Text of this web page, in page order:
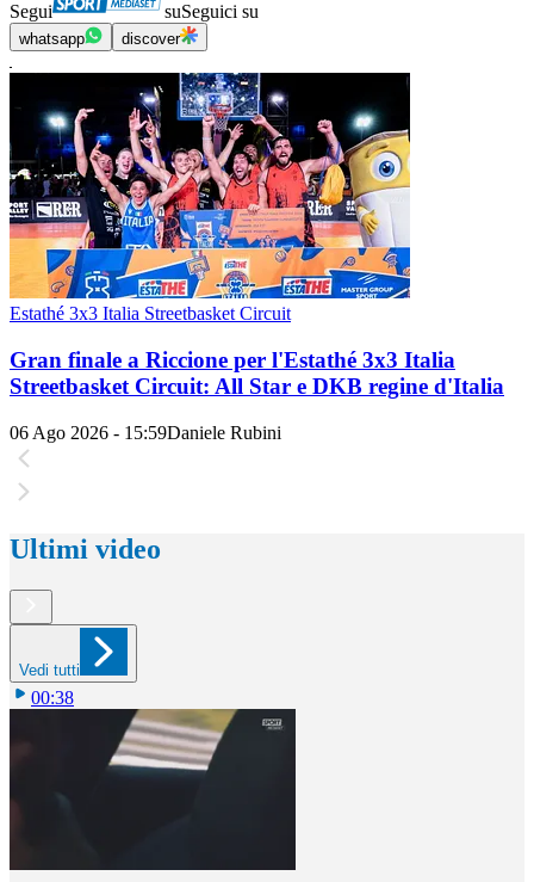
Segui suSeguici su
whatsapp discover
Estathé 3x3 Italia Streetbasket Circuit
Gran finale a Riccione per l'Estathé 3x3 Italia
Streetbasket Circuit: All Star e DKB regine d'Italia
06 Ago 2026 - 15:59Daniele Rubini
Ultimi video
Vedi tutti
00:38